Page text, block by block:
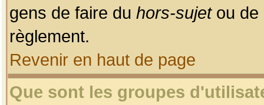
gens de faire du hors-sujetou de
règlement.
Revenir en haut de page
Que sont les groupes